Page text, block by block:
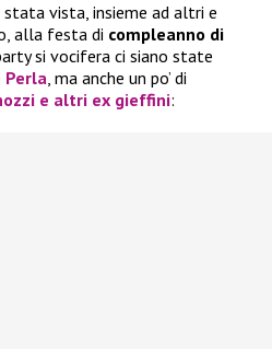
stata vista, insieme ad altri e
alla festa di compleanno di
si vocifera ci siano state
Perla, ma anche un po’ di
e altri ex gieffini: